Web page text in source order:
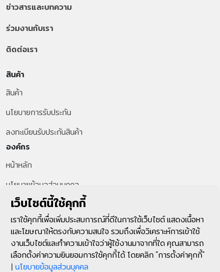
ข่าวสารและบทความ
ร่วมงานกับเรา
ติดต่อเรา
สินค้า
สินค้า
นโยบายการรับประกัน
ลงทะเบียนรับประกันสินค้า
องค์กร
หน้าหลัก
นโยบายข้อมูลส่วนบุคคล
สายด่วนลูกค้า
+66-2-287-1599
ติดตามเรา
เว็บไซต์นี้ใช้คุกกี้
เราใช้คุกกี้เพื่อเพิ่มประสบการณ์ที่ดีในการใช้เว็บไซต์ แสดงเนื้อหา
และโฆษณาให้ตรงกับความสนใจ รวมถึงเพื่อวิเคราะห์การเข้าใช้
งานเว็บไซต์และทำความเข้าใจว่าผู้ใช้งานมาจากที่ใด คุณสามารถ
เลือกตั้งค่าความยินยอมการใช้คุกกี้ได้ โดยคลิก "การตั้งค่าคุกกี้"
|นโยบายข้อมูลส่วนบุคคล